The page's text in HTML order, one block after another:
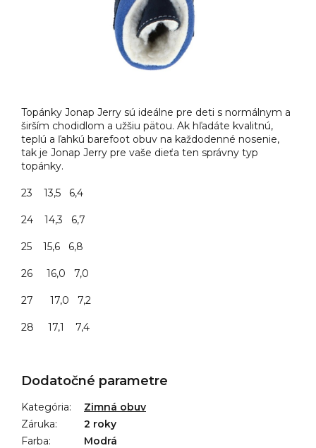
Topánky Jonap Jerry sú ideálne pre deti s normálnym a
širším chodidlom a užšiu pätou. Ak hľadáte kvalitnú,
teplú a ľahkú barefoot obuv na každodenné nosenie,
tak je Jonap Jerry pre vaše dieťa ten správny typ
topánky.
23 13,5 6,4
24 14,3 6,7
25 15,6 6,8
26 16,0 7,0
27 17,0 7,2
28 17,1 7,4
Dodatočné parametre
Kategória:
Zimná obuv
Záruka:
2 roky
Farba:
Modrá